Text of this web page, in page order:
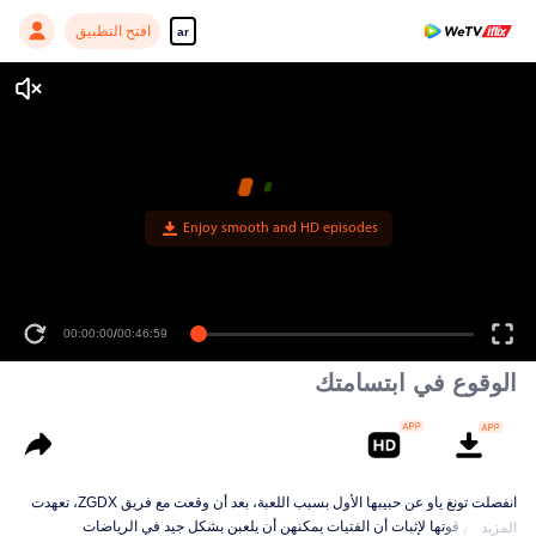
ar افتح التطبيق
00:00:00/00:46:59
الوقوع في ابتسامتك
انفصلت تونغ ياو عن حبيبها الأول بسبب اللعبة، بعد أن وقعت مع فريق ZGDX، تعهدت
باستخدام قوتها لإثبات أن الفتيات يمكنهن أن يلعبن بشكل جيد في الرياضات
المزيد